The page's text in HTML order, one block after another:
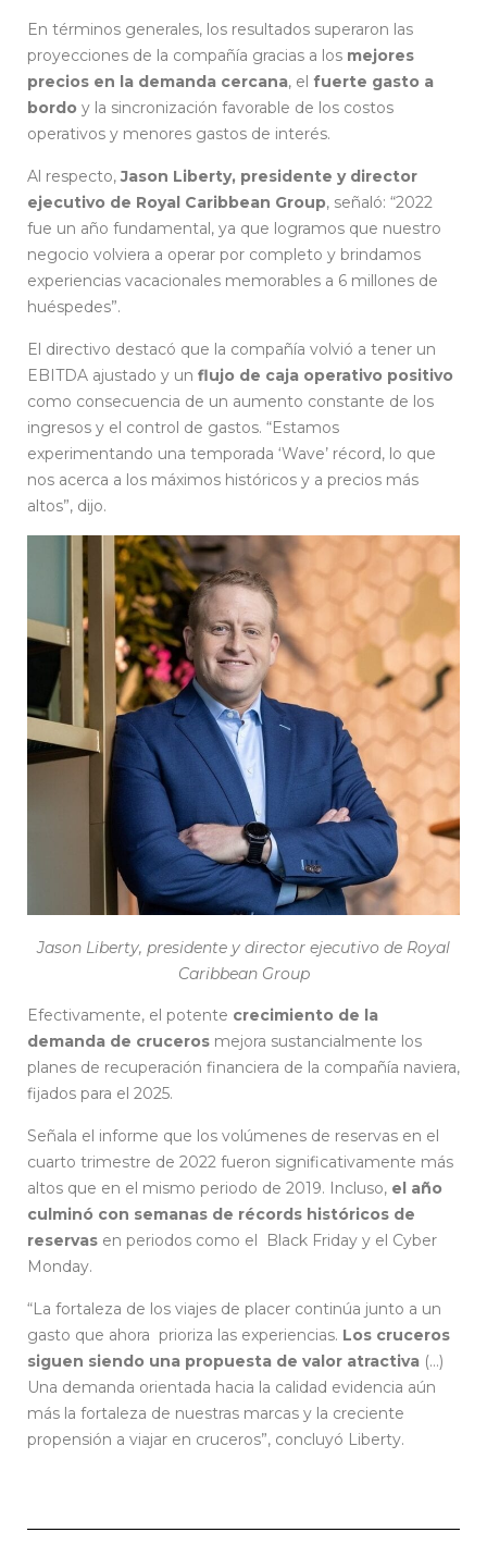
En términos generales, los resultados superaron las
proyecciones de la compañía gracias a los mejores
precios en la demanda cercana, el fuerte gasto a
bordo y la sincronización favorable de los costos
operativos y menores gastos de interés.
Al respecto,Jason Liberty, presidente y director
ejecutivo de Royal Caribbean Group, señaló: “2022
fue un año fundamental, ya que logramos que nuestro
negocio volviera a operar por completo y brindamos
experiencias vacacionales memorables a 6 millones de
huéspedes”.
El directivo destacó que la compañía volvió a tener un
EBITDA ajustado y un flujo de caja operativo positivo
como consecuencia de un aumento constante de los
ingresos y el control de gastos. “Estamos
experimentando una temporada ‘Wave’ récord, lo que
nos acerca a los máximos históricos y a precios más
altos”, dijo.
Jason Liberty, presidente y director ejecutivo de Royal
Caribbean Group
Efectivamente, el potente crecimiento de la
demanda de cruceros mejora sustancialmente los
planes de recuperación financiera de la compañía naviera,
fijados para el 2025.
Señala el informe que los volúmenes de reservas en el
cuarto trimestre de 2022 fueron significativamente más
altos que en el mismo periodo de 2019. Incluso, el año
culminó con semanas de récords históricos de
reservas en periodos como el Black Friday y el Cyber ​​
Monday.
“La fortaleza de los viajes de placer continúa junto a un
gasto que ahora prioriza las experiencias. Los cruceros
siguen siendo una propuesta de valor atractiva (…)
Una demanda orientada hacia la calidad evidencia aún
más la fortaleza de nuestras marcas y la creciente
propensión a viajar en cruceros”, concluyó Liberty.